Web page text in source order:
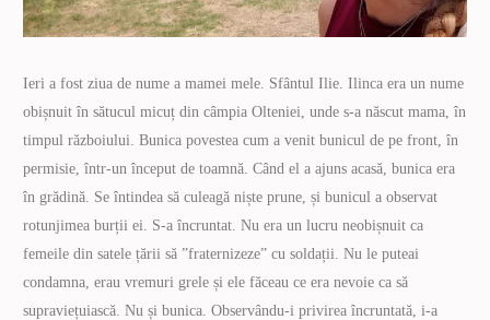
Ieri a fost ziua de nume a mamei mele. Sfântul Ilie. Ilinca era un nume
obișnuit în sătucul micuț din câmpia Olteniei, unde s-a născut mama, în
timpul războiului. Bunica povestea cum a venit bunicul de pe front, în
permisie, într-un început de toamnă. Când el a ajuns acasă, bunica era
în grădină. Se întindea să culeagă niște prune, și bunicul a observat
rotunjimea burții ei. S-a încruntat. Nu era un lucru neobișnuit ca
femeile din satele țării să ”fraternizeze” cu soldații. Nu le puteai
condamna, erau vremuri grele și ele făceau ce era nevoie ca să
supraviețuiască. Nu și bunica. Observându-i privirea încruntată, i-a